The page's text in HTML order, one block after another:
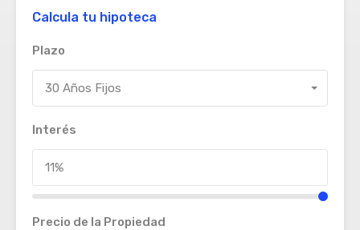
Calcula tu hipoteca
Plazo
30 Años Fijos
Interés
Precio de la Propiedad